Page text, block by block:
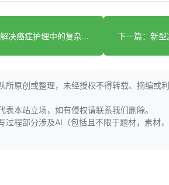
上一篇：运用运筹学解决癌症护理中的复杂挑战
所原创或整理，未经授权不得转载、摘编或
表本站立场，如有侵权请联系我们删除。
过程部分涉及AI（包括且不限于题材，素材